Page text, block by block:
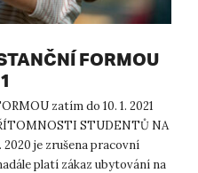
FORMOU
zatím do 10. 1. 2021
STUDENTŮ NA
2020 je zrušena pracovní
platí zákaz ubytování na